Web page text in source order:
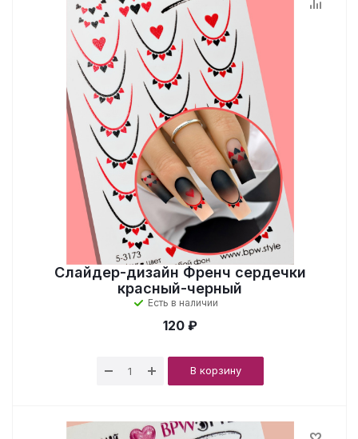
Слайдер-дизайн Френч сердечки
красный-черный
Есть в наличии
120 ₽
В корзину